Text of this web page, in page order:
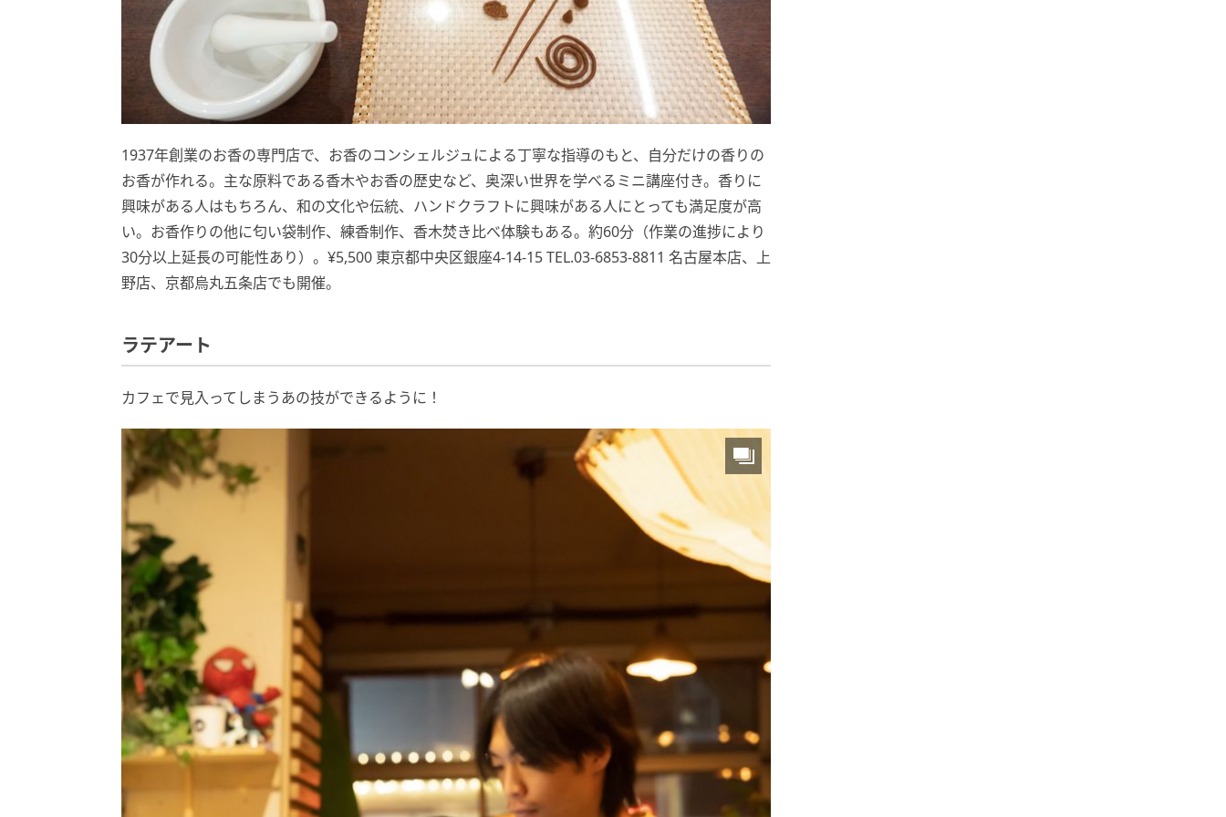
1937年創業のお香の専門店で、お香のコンシェルジュによる丁寧な指導のもと、自分だけの香りの
お香が作れる。主な原料である香木やお香の歴史など、奥深い世界を学べるミニ講座付き。香りに
興味がある人はもちろん、和の文化や伝統、ハンドクラフトに興味がある人にとっても満足度が高
い。お香作りの他に匂い袋制作、練香制作、香木焚き比べ体験もある。約60分（作業の進捗により
30分以上延長の可能性あり）。¥5,500 東京都中央区銀座4-14-15 TEL.03-6853-8811 名古屋本店、上
野店、京都烏丸五条店でも開催。
ラテアート
カフェで見入ってしまうあの技ができるように！